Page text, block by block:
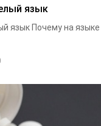
язык
язык Почему на языке